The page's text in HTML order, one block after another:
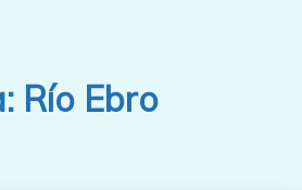
Río Ebro